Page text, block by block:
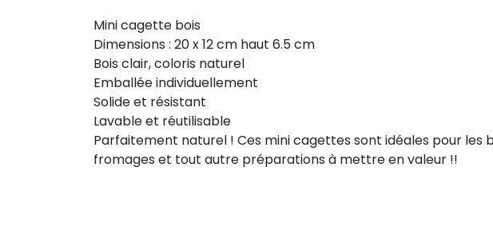
Mini cagette bois
Dimensions : 20 x 12 cm haut 6.5 cm
Bois clair, coloris naturel
Emballée individuellement
Solide et résistant
Lavable et réutilisable
Parfaitement naturel ! Ces mini cagettes sont idéales pour
fromages et tout autre préparations à mettre en valeur !!